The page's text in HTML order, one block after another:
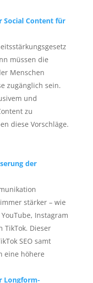
Social Content für
müssen die
Menschen
zugänglich sein.
und
zu
diese Vorschläge.
der
stärker – wie
Instagram
TikTok. Dieser
SEO samt
eine höhere
Longform-